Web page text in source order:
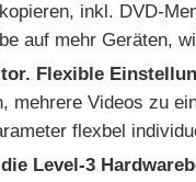
inkl. DVD-
auf mehr Geräten,
Flexible
mehrere Videos zu
flexbel
Level-3